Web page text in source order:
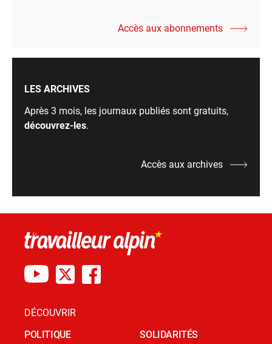
Accès aux abonnements
LES ARCHIVES
Après 3 mois, les journaux publiés sont gratuits,
découvrez-les.
Accès aux archives
DÉCOUVRIR
POLITIQUE
SOLIDARITÉS